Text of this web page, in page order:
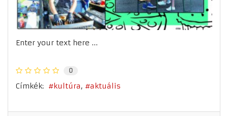
Enter your text here ...
0
Címkék: kultúra aktuális